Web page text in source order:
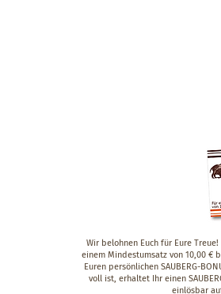
Wir belohnen Euch für Eure
einem Mindestumsatz von 10,00 €
Euren persönlichen SAUBERG-
voll ist, erhaltet Ihr einen
einlösbar